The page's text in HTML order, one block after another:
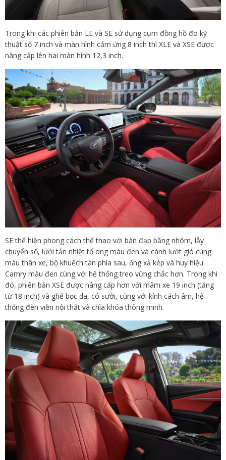
Trong khi các phiên bản LE và SE sử dụng cụm đồng hồ đo kỹ
thuật số 7 inch và màn hình cảm ứng 8 inch thì XLE và XSE được
nâng cấp lên hai màn hình 12,3 inch.
SE thể hiện phong cách thể thao với bàn đạp bằng nhôm, lẫy
chuyển số, lưới tản nhiệt tổ ong màu đen và cánh lướt gió cùng
màu thân xe, bộ khuếch tán phía sau, ống xả kép và huy hiệu
Camry màu đen cùng với hệ thống treo vững chắc hơn. Trong khi
đó, phiên bản XSE được nâng cấp hơn với mâm xe 19 inch (tăng
từ 18 inch) và ghế bọc da, có sưởi, cùng với kính cách âm, hệ
thống đèn viền nội thất và chìa khóa thông minh.